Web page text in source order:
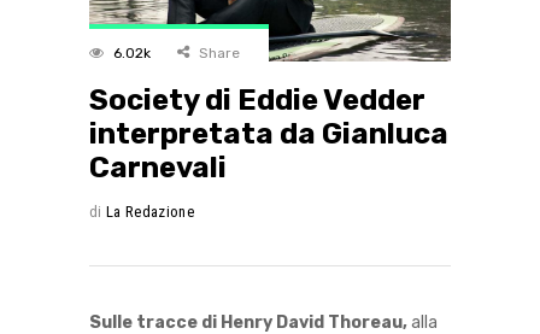
6.02k Share
Society di Eddie Vedder
interpretata da Gianluca
Carnevali
di La Redazione
Sulle tracce di Henry David Thoreau,alla